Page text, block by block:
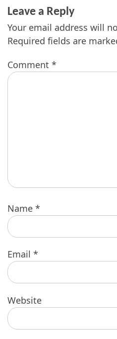
Leave a Reply
Your email address will
Required fields are
Comment *
Name *
Email *
Website